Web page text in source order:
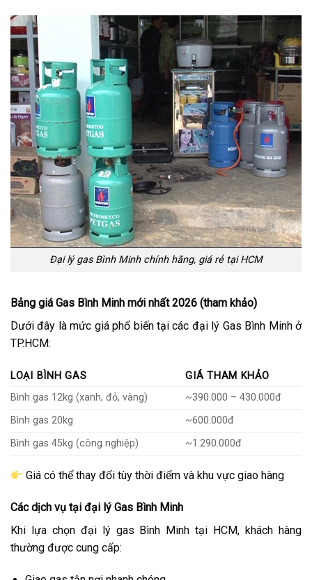
Đại lý gas Bình Minh chính hãng, giá rẻ tại HCM
Bảng giá Gas Bình Minh mới nhất 2026 (tham khảo)
Dưới đây là mức giá phổ biến tại các đại lý Gas Bình Minh ở
TP.HCM:
LOẠI BÌNH GAS
GIÁ THAM KHẢO
Bình gas 12kg (xanh, đỏ, vàng)
~390.000 – 430.000đ
Bình gas 20kg
~600.000đ
Bình gas 45kg (công nghiệp)
~1.290.000đ
Giá có thể thay đổi tùy thời điểm và khu vực giao hàng
Các dịch vụ tại đại lý Gas Bình Minh
Khi lựa chọn đại lý gas Bình Minh tại HCM, khách hàng
thường được cung cấp: